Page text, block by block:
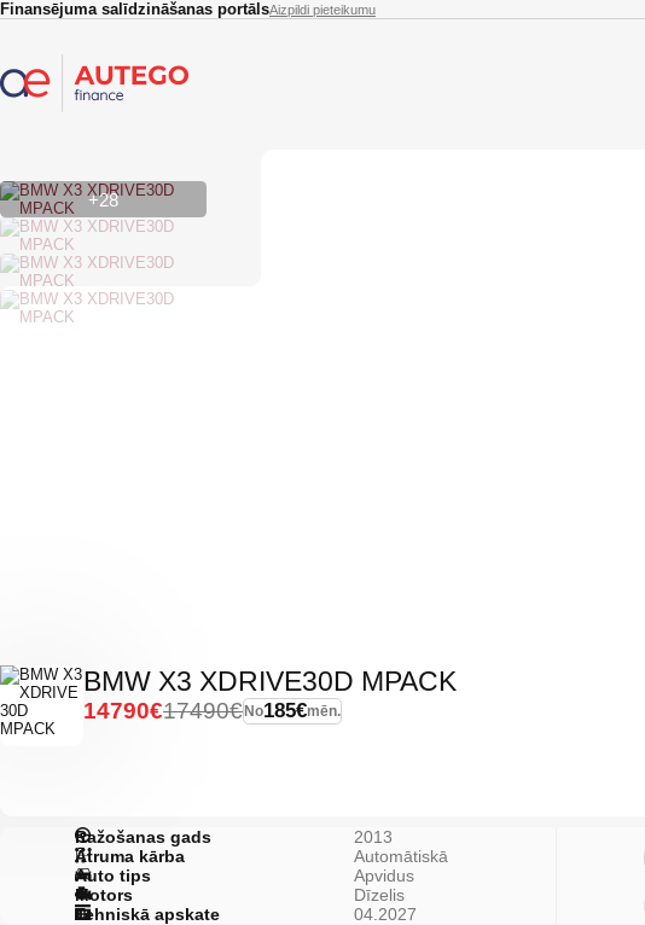
Skip to main content
Finansējuma salīdzināšanas portālsAizpildi pieteikumu
+28
BMW X3 XDRIVE30D MPACK
No185€mēn.
17490€
14790€
Ražošanas gads
2013
Ātruma kārba
Automātiskā
Auto tips
Apvidus
Motors
Dīzelis
Tehniskā apskate
04.2027